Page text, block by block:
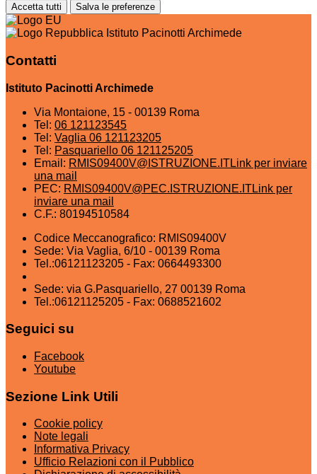
Accetta tutti Salva le preferenze
Istituto Pacinotti Archimede
Contatti
Istituto Pacinotti Archimede
Via Montaione, 15 - 00139 Roma
Tel: 06 121123545
Tel: Vaglia 06 121123205
Tel: Pasquariello 06 121125205
Email: RMIS09400V@ISTRUZIONE.ITLink per inviare
una mail
PEC: RMIS09400V@PEC.ISTRUZIONE.ITLink per
inviare una mail
C.F.: 80194510584
Codice Meccanografico: RMIS09400V
Sede: Via Vaglia, 6/10 - 00139 Roma
Tel.:06121123205 - Fax: 0664493300
Sede: via G.Pasquariello, 27 00139 Roma
Tel.:06121125205 - Fax: 0688521602
Seguici su
Facebook
Youtube
Sezione Link Utili
Cookie policy
Note legali
Informativa Privacy
Ufficio Relazioni con il Pubblico